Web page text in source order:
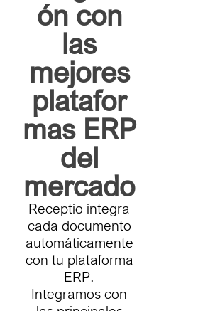
ón con
las
mejores
platafor
mas ERP
del
mercado
Receptio integra
cada documento
automáticamente
con tu plataforma
ERP.
Integramos con